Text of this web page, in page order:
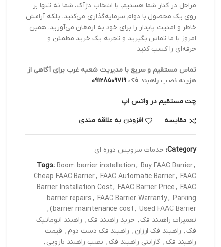
مراحل در کنار شما هستیم. با انتخاب دژآک، شما نه تنها بر
روی یک محصول با دوام سرمایه‌گذاری می‌کنید، بلکه آرامش
خاطر و امنیت پایدار را برای خود به ارمغان می‌آورید. همین
امروز با ما تماس بگیرید و تجربه یک خرید مطمئن و
حرفه‌ای را کسب کنید
تماس مستقیم و سریع با مدیریت شعبه غرب برای آگاهی از
هزینه نصب راهبند فک 09128509719
چت مستقیم در واتس اپ
مقایسه افزودن به علاقه مندی
Category: خدمات سرویس دوره ای
Tags: Boom barrier installation, Buy FAAC Barrier,
Cheap FAAC Barrier, FAAC Automatic Barrier, FAAC
Barrier Installation Cost, FAAC Barrier Price, FAAC
barrier repairs, FAAC Barrier Warranty, Parking
barrier maintenance cost, Used FAAC Barrier)
,
تعمیرات راهبند فک, خرید راهبند فک, راهبند اتوماتیک
فک, راهبند فک ارزان , راهبند فک دست دوم , قیمت
راهبند فک, گارانتی راهبند فک, نصب راهبند بازویی ,